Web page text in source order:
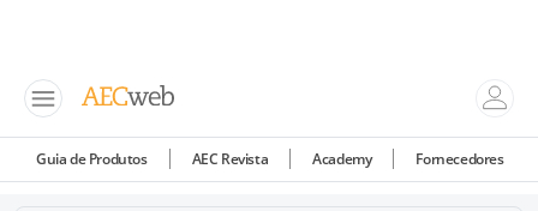
Guia de Produtos AEC Revista Academy Fornecedores